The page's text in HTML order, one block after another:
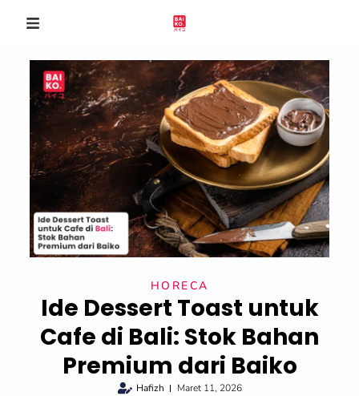
HORECA
Ide Dessert Toast untuk
Cafe di Bali: Stok Bahan
Premium dari Baiko
Hafizh Maret 11, 2026